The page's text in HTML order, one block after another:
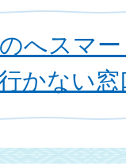
へスマ
かない